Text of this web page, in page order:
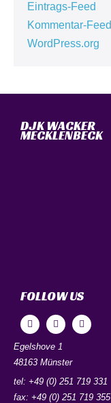
Eintrags-Feed
Kommentar-Feed
WordPress.org
DJK WACKER
MECKLENBECK
FOLLOW US
Egelshove 1
48163 Münster
tel: +49 (0) 251 719 331
fax: +49 (0) 251 719 355